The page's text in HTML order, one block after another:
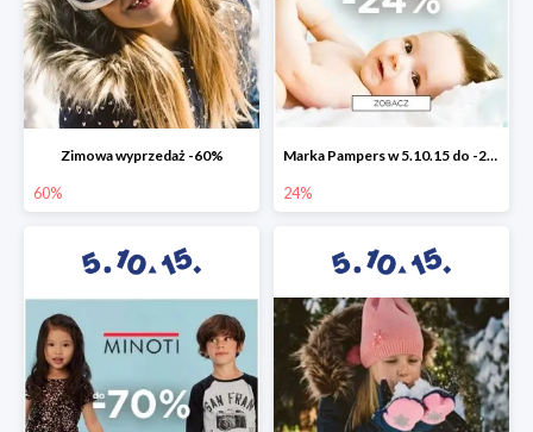
Zimowa wyprzedaż -60%
60%
Marka Pampers w 5.10.15 do -24%
24%